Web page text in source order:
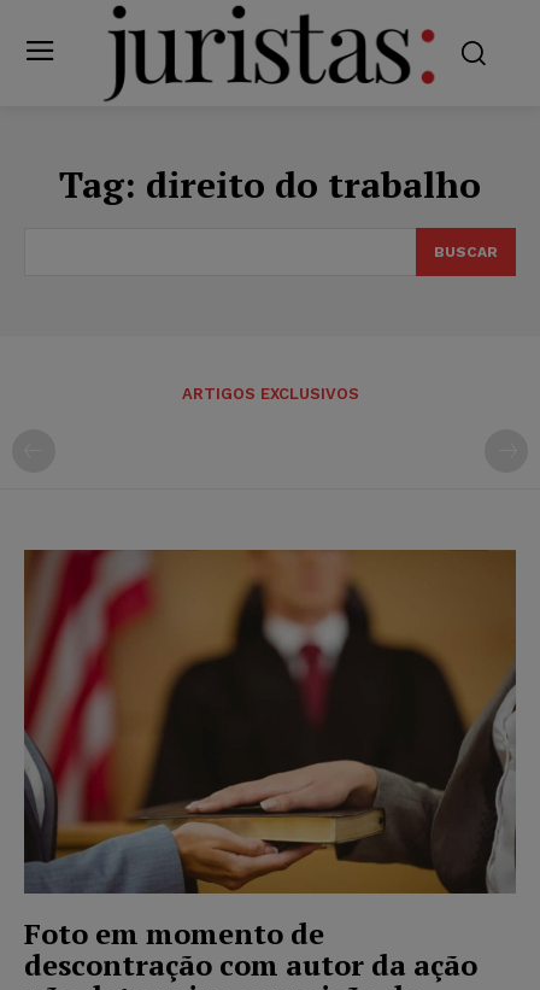
Tag: direito do trabalho
BUSCAR
ARTIGOS EXCLUSIVOS
Foto em momento de
descontração com autor da ação